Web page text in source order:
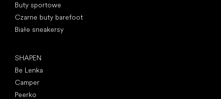
Buty sportowe
Czarne buty barefoot
Białe sneakersy
SHAPEN
Be Lenka
Camper
Peerko